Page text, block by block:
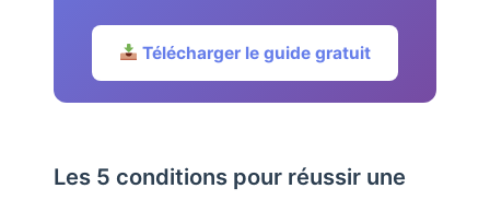
Télécharger le guide gratuit
Les 5 conditions pour réussir une